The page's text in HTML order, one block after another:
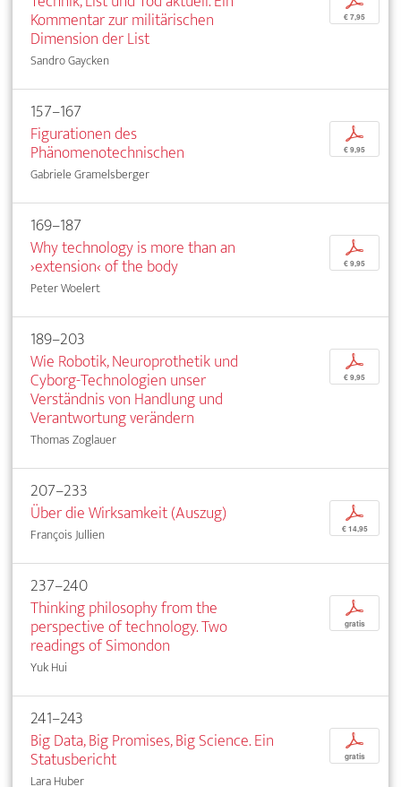
Kommentar zur militärischen
Dimension der List
Sandro Gaycken
€ 7,95
157–167
Figurationen des
Phänomenotechnischen
Gabriele Gramelsberger
p
€ 9,95
169–187
Why technology is more than an
›extension‹ of the body
Peter Woelert
p
€ 9,95
189–203
Wie Robotik, Neuroprothetik und
Cyborg-Technologien unser
Verständnis von Handlung und
Verantwortung verändern
Thomas Zoglauer
p
€ 9,95
207–233
Über die Wirksamkeit (Auszug)
François Jullien
p
€ 14,95
237–240
Thinking philosophy from the
perspective of technology. Two
readings of Simondon
Yuk Hui
p
gratis
241–243
Big Data, Big Promises, Big Science. Ein
Statusbericht
Lara Huber
p
gratis